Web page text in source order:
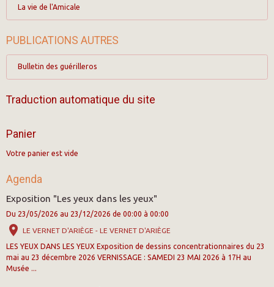
La vie de l'Amicale
PUBLICATIONS AUTRES
Bulletin des guérilleros
Traduction automatique du site
Panier
Votre panier est vide
Agenda
Exposition "Les yeux dans les yeux"
Du 23/05/2026 au 23/12/2026 de 00:00 à 00:00
LE VERNET D'ARIÈGE - LE VERNET D'ARIÈGE
LES YEUX DANS LES YEUX Exposition de dessins concentrationnaires du 23
mai au 23 décembre 2026 VERNISSAGE : SAMEDI 23 MAI 2026 à 17H au
Musée ...